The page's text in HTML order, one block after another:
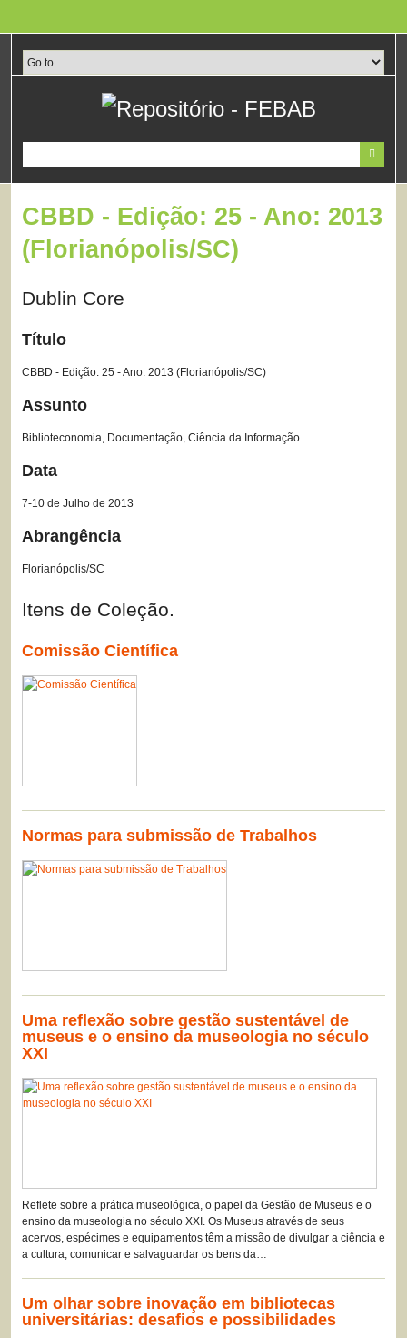
conteúdo
principal
CBBD - Edição: 25 - Ano: 2013
(Florianópolis/SC)
Dublin Core
Título
CBBD - Edição: 25 - Ano: 2013 (Florianópolis/SC)
Assunto
Biblioteconomia, Documentação, Ciência da Informação
Data
7-10 de Julho de 2013
Abrangência
Florianópolis/SC
Itens de Coleção.
Comissão Científica
Normas para submissão de Trabalhos
Uma reflexão sobre gestão sustentável de
museus e o ensino da museologia no século
XXI
Reflete sobre a prática museológica, o papel da Gestão de Museus e o
ensino da museologia no século XXI. Os Museus através de seus
acervos, espécimes e equipamentos têm a missão de divulgar a ciência e
a cultura, comunicar e salvaguardar os bens da…
Um olhar sobre inovação em bibliotecas
universitárias: desafios e possibilidades